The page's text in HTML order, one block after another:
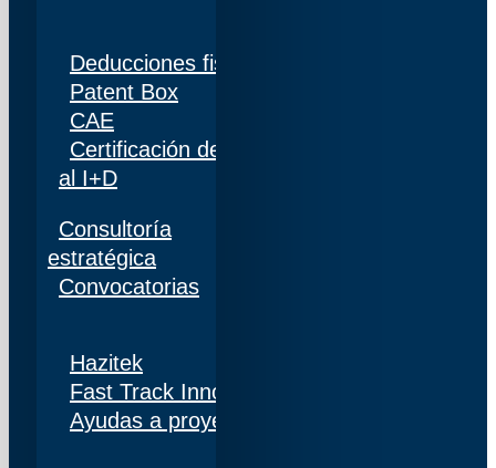
Deducciones fiscales
Patent Box
CAE
Certificación de personal adscrito al 100%
al I+D
Consultoría
estratégica
Convocatorias
Hazitek
Fast Track Innobideak
Ayudas a proyectos de I+D+i en Navarra